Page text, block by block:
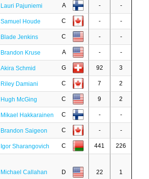
Lauri Pajuniemi A - -
Samuel Houde C - -
Blade Jenkins C - -
Brandon Kruse A - -
Akira Schmid G 92 3
Riley Damiani C 7 2
Hugh McGing C 9 2
Mikael Hakkarainen C - -
Brandon Saigeon C - -
Igor Sharangovich C 441 226
Michael Callahan D 22 1